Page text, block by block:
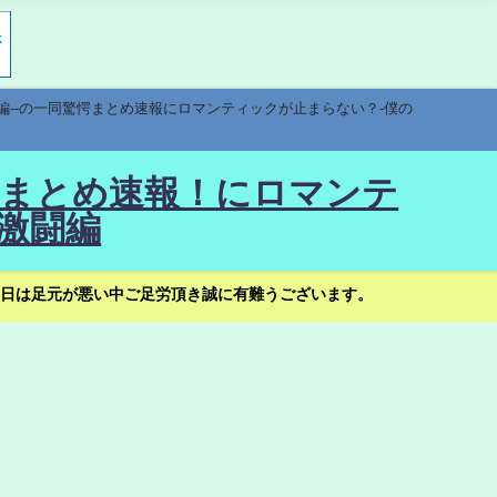
の一同驚愕まとめ速報にロマンティックが止まらない？-僕の
とめ速報！にロマンテ
闘編
足元が悪い中ご足労頂き誠に有難うございます。